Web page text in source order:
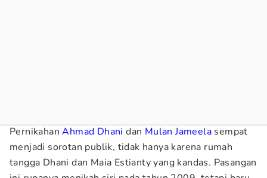
PernikahanAhmad Dhani dan Mulan Jameela sempat
menjadi sorotan publik, tidak hanya karena rumah
tangga Dhani dan Maia Estianty yang kandas. Pasangan